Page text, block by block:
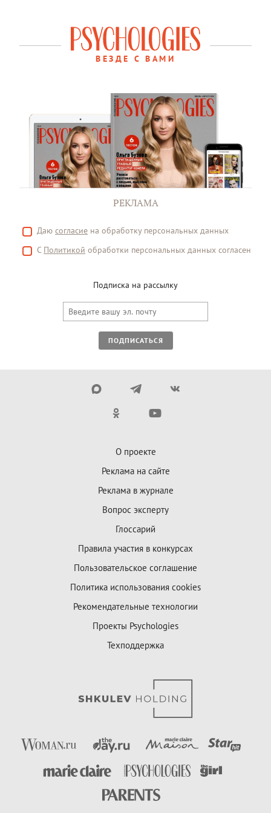
ВЕЗДЕ С ВАМИ
РЕКЛАМА
Даю согласие на обработку персональных данных
С Политикой обработки персональных данных согласен
Подписка на рассылку
ПОДПИСАТЬСЯ
О проекте
Реклама на сайте
Реклама в журнале
Вопрос эксперту
Глоссарий
Правила участия в конкурсах
Пользовательское соглашение
Политика использования cookies
Рекомендательные технологии
Проекты Psychologies
Техподдержка